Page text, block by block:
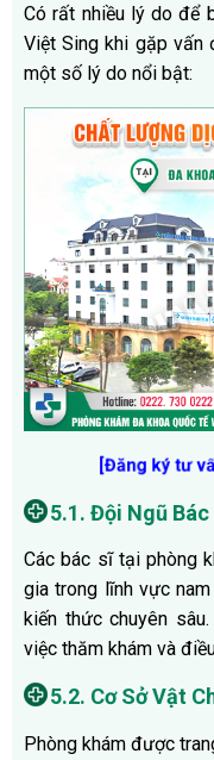
Có rất nhiều lý do để
Việt Sing khi gặp vấn
một số lý do nổi bật:
[Đăng ký tư
5.1. Đội Ngũ
Các bác sĩ tại phòng
gia trong lĩnh vực
kiến thức chuyên
việc thăm khám và
5.2. Cơ Sở Vật
Phòng khám được